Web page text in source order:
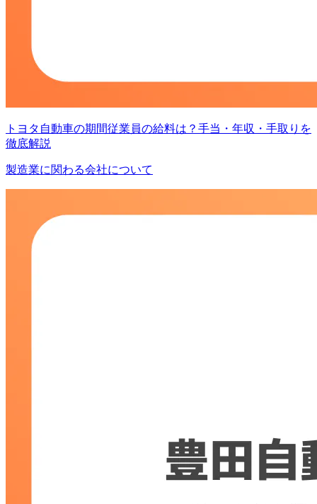
トヨタ自動車の期間従業員の給料は？手当・年収・手取りを
徹底解説
製造業に関わる会社について